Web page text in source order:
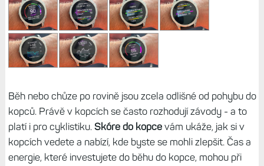
Běh nebo chůze po rovině jsou zcela odlišné od pohybu do
kopců. Právě v kopcích se často rozhodují závody - a to
platí i pro cyklistiku. Skóre do kopcevám ukáže, jak si v
kopcích vedete a nabízí, kde byste se mohli zlepšit. Čas a
energie, které investujete do běhu do kopce, mohou při